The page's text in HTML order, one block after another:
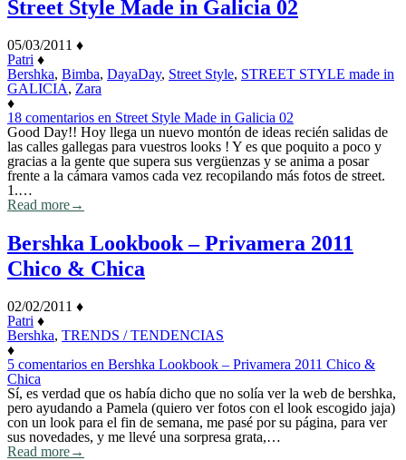
Street Style Made in Galicia 02
05/03/2011 ♦
Patri ♦
Bershka, Bimba, DayaDay, Street Style, STREET STYLE made in
GALICIA, Zara
♦
18 comentarios en Street Style Made in Galicia 02
Good Day!! Hoy llega un nuevo montón de ideas recién salidas de
las calles gallegas para vuestros looks ! Y es que poquito a poco y
gracias a la gente que supera sus vergüenzas y se anima a posar
frente a la cámara vamos cada vez recopilando más fotos de street.
1.…
Read more→
Bershka Lookbook – Privamera 2011
Chico & Chica
02/02/2011 ♦
Patri ♦
Bershka, TRENDS / TENDENCIAS
♦
5 comentarios en Bershka Lookbook – Privamera 2011 Chico &
Chica
Sí, es verdad que os había dicho que no solía ver la web de bershka,
pero ayudando a Pamela (quiero ver fotos con el look escogido jaja)
con un look para el fin de semana, me pasé por su página, para ver
sus novedades, y me llevé una sorpresa grata,…
Read more→